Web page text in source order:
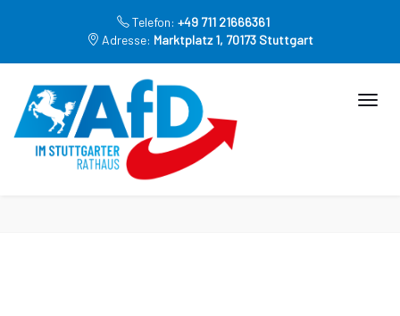
Telefon: +49 711 21666361
Adresse: Marktplatz 1, 70173 Stuttgart